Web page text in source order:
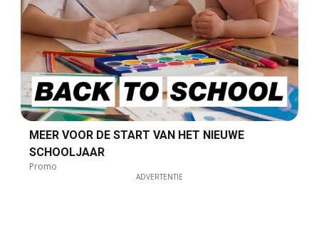
MEER VOOR DE START VAN HET NIEUWE
SCHOOLJAAR
Promo
ADVERTENTIE